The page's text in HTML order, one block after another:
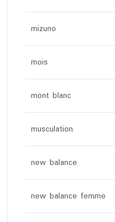
mizuno
mois
mont blanc
musculation
new balance
new balance femme